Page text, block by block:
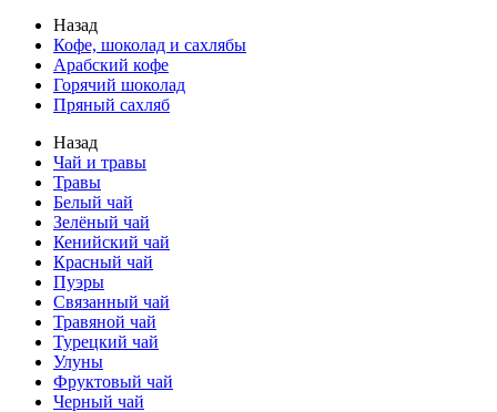
Назад
Кофе, шоколад и сахлябы
Арабский кофе
Горячий шоколад
Пряный сахляб
Назад
Чай и травы
Травы
Белый чай
Зелёный чай
Кенийский чай
Красный чай
Пуэры
Связанный чай
Травяной чай
Турецкий чай
Улуны
Фруктовый чай
Черный чай